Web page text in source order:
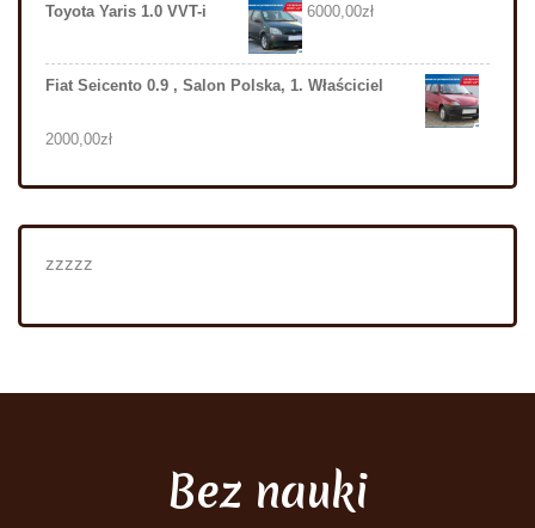
Toyota Yaris 1.0 VVT-i 6000,00zł
Fiat Seicento 0.9 , Salon Polska, 1. Właściciel
2000,00zł
zzzzz
Bez nauki